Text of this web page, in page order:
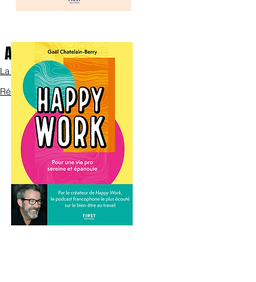
La bande annonce
Avec Bob sur scène
Réservez les billets